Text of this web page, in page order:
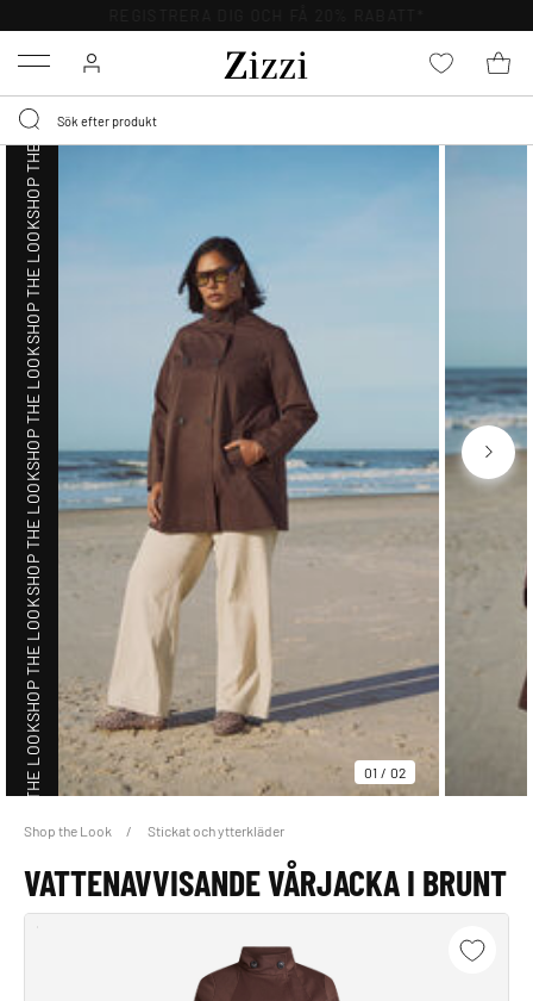
Menu
01 / 02
SHOP THE LOOK
SHOP THE LOOK
SHOP THE LOOK
SHOP THE LOOK
SHOP THE LOOK
SHOP THE LOOK
SHOP THE LOOK
SHOP THE LOOK
Shop the Look Stickat och ytterkläder
VATTENAVVISANDE VÅRJACKA I BRUNT